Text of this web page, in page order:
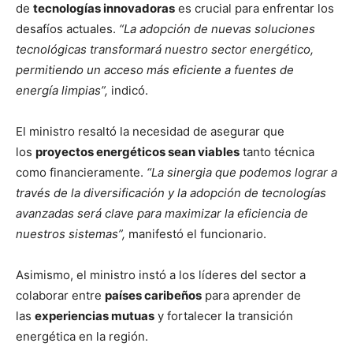
de tecnologías innovadoras es crucial para enfrentar los
desafíos actuales. “La adopción de nuevas soluciones
tecnológicas transformará nuestro sector energético,
permitiendo un acceso más eficiente a fuentes de
energía limpias”, indicó.
El ministro resaltó la necesidad de asegurar que
los proyectos energéticos sean viables tanto técnica
como financieramente. “La sinergia que podemos lograr a
través de la diversificación y la adopción de tecnologías
avanzadas será clave para maximizar la eficiencia de
nuestros sistemas”, manifestó el funcionario.
Asimismo, el ministro instó a los líderes del sector a
colaborar entre países caribeños para aprender de
las experiencias mutuas y fortalecer la transición
energética en la región.